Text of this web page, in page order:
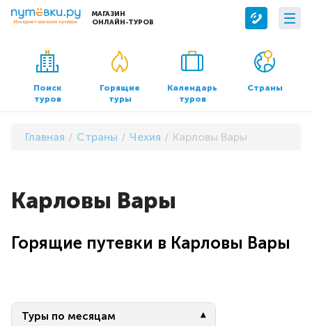
МАГАЗИН
ОНЛАЙН-ТУРОВ
Сервисы
Бронирование отелей
Трансфер
О компании
О нас
Контакты
Документы и реквизиты
Поиск
туров
Горящие
туры
Календарь
туров
Страны
Главная Страны Чехия Карловы Вары
Карловы Вары
Горящие путевки в Карловы Вары
Туры по месяцам